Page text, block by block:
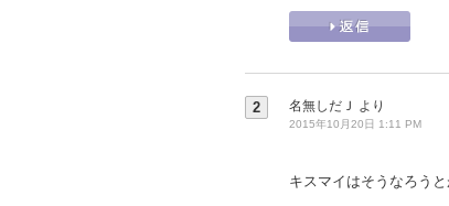
2 名無しだＪ より
2015年10月20日 1:11 PM
キスマイはそうなろう